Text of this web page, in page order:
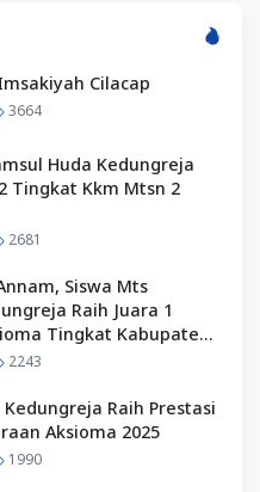
Cilacap
3664
Huda Kedungreja
Tingkat Kkm Mtsn 2
2681
Siswa Mts
Raih Juara 1
Tingkat Kabupaten
2243
Raih Prestasi
Aksioma 2025
1990